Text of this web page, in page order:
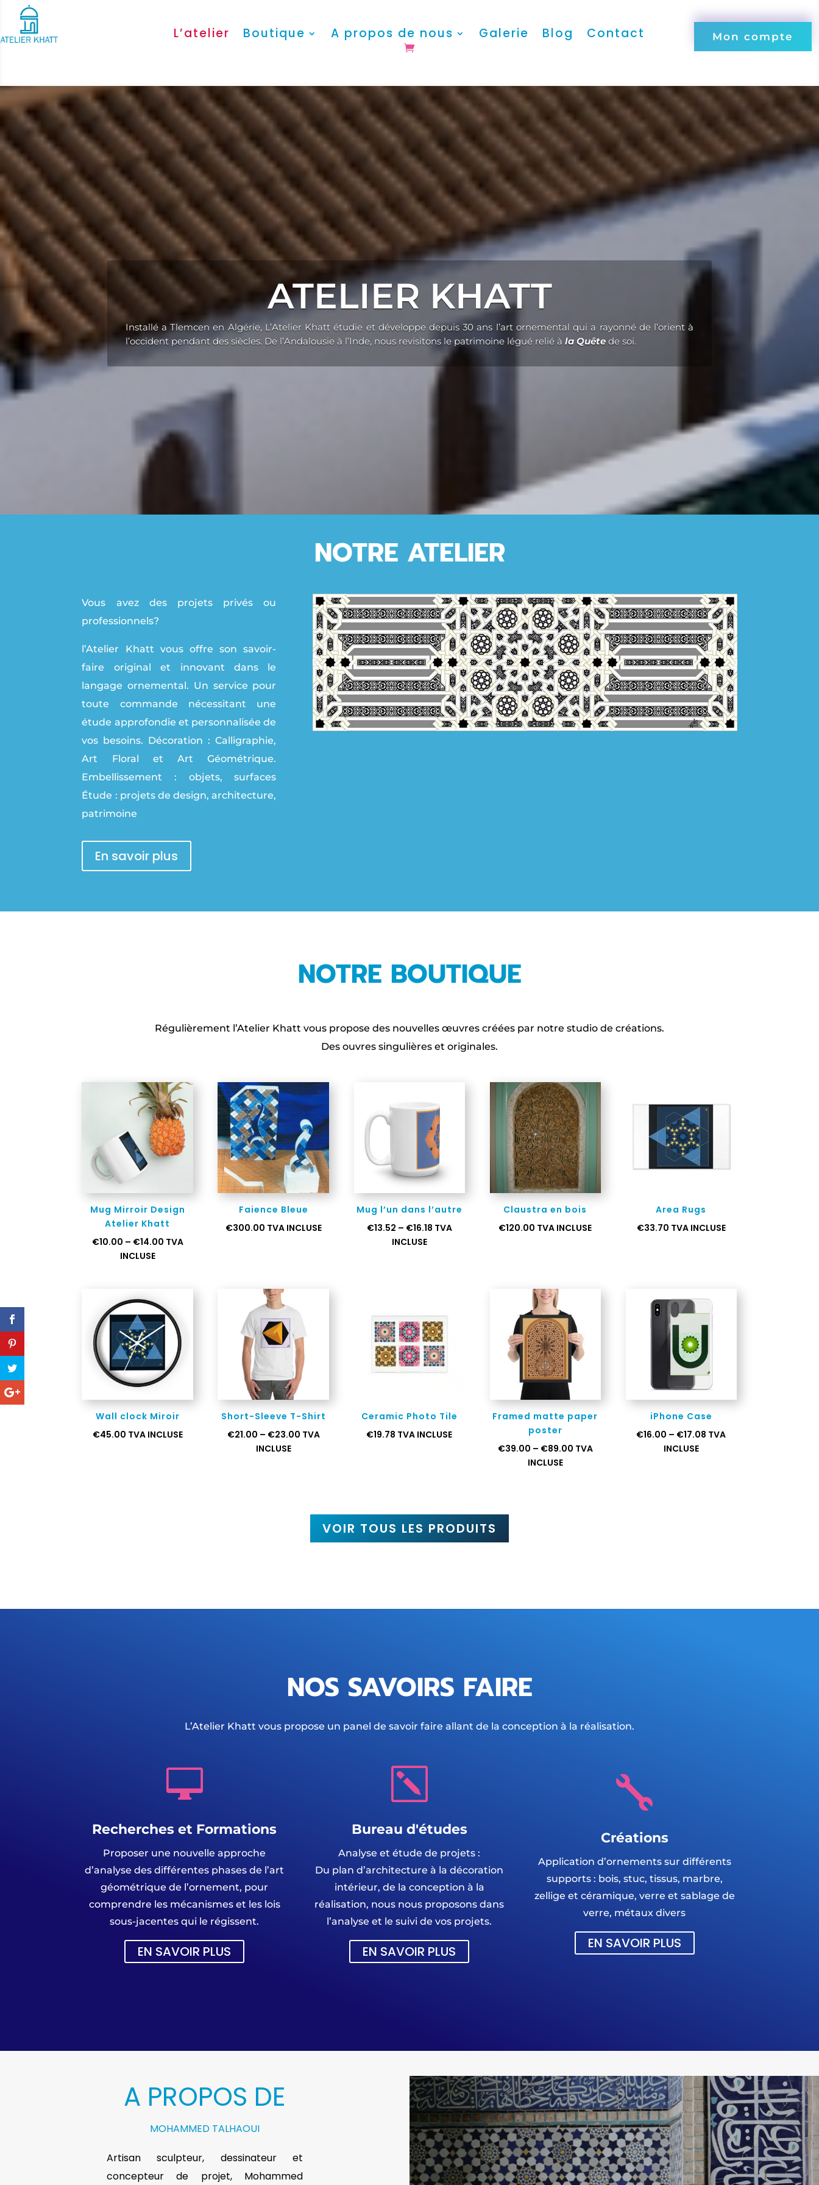
L’atelier Boutique A propos de nous Galerie Blog Contact Mon compte
ATELIER KHATT
Installé a Tlemcen en Algérie, L’Atelier Khatt étudie et développe depuis 30 ans l’art ornemental qui a rayonné de l’orient à
l’occident pendant des siècles. De l’Andalousie à l’Inde, nous revisitons le patrimoine légué relié à la Quêtede soi.
NOTRE ATELIER
Vous avez desprojets privés ou
professionnels?
l’Atelier Khatt vous offre son savoir-
faire original et innovant dans le
langage ornemental. Un service pour
toute commande nécessitant une
étude approfondie et personnalisée de
vos besoins. Décoration : Calligraphie,
Art Floral et Art Géométrique.
Embellissement : objets, surfaces
Étude : projets de design, architecture,
patrimoine
En savoir plus
NOTRE BOUTIQUE
Régulièrement l’Atelier Khatt vous propose des nouvelles œuvres créées par notre studio de créations.
Des ouvres singulières et originales.
Mug Mirroir Design
Atelier Khatt
€10.00 – €14.00 TVA
INCLUSE
Faience Bleue
€300.00 TVA INCLUSE
Mug l’un dans l’autre
€13.52 – €16.18 TVA
INCLUSE
Claustra en bois
€120.00 TVA INCLUSE
Area Rugs
€33.70 TVA INCLUSE
Wall clock Miroir
€45.00 TVA INCLUSE
Short-Sleeve T-Shirt
€21.00 – €23.00 TVA
INCLUSE
Ceramic Photo Tile
€19.78 TVA INCLUSE
Framed matte paper
poster
€39.00 – €89.00 TVA
INCLUSE
iPhone Case
€16.00 – €17.08 TVA
INCLUSE
VOIR TOUS LES PRODUITS
NOS SAVOIRS FAIRE
L’Atelier Khatt vous propose un panel de savoir faire allant de la conception à la réalisation.

Recherches et Formations
Proposer une nouvelle approche
d’analyse des différentes phases de l’art
géométrique de l’ornement, pour
comprendre les mécanismes et les lois
sous-jacentes qui le régissent.
EN SAVOIR PLUS
k
Bureau d'études
Analyse et étude de projets :
Du plan d’architecture à la décoration
intérieur, de la conception à la
réalisation, nous nous proposons dans
l’analyse et le suivi de vos projets.
EN SAVOIR PLUS

Créations
Application d’ornements sur différents
supports : bois, stuc, tissus, marbre,
zellige et céramique, verre et sablage de
verre, métaux divers
EN SAVOIR PLUS
A PROPOS DE
MOHAMMED TALHAOUI
Artisan sculpteur, dessinateur et
concepteur de projet, Mohammed